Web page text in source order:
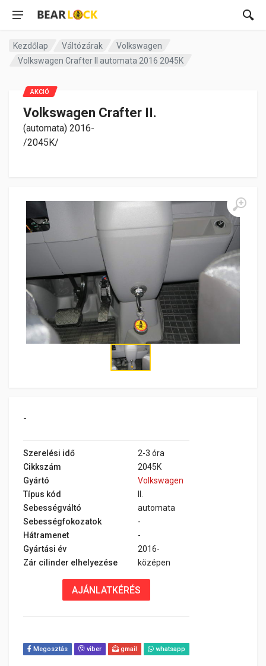
Kezdőlap Váltózárak
Volkswagen
Volkswagen Crafter II automata 2016 2045K
Volkswagen Crafter II.
(automata) 2016-
/2045K/
-
AKCIÓ
Szerelési idő
2-3 óra
Cikkszám
2045K
Gyártó
Volkswagen
Típus kód
II.
Sebességváltó
automata
Sebességfokozatok
-
Hátramenet
-
Gyártási év
2016-
Zár cilinder elhelyezése
középen
AJÁNLATKÉRÉS
Megosztás viber gmail whatsapp